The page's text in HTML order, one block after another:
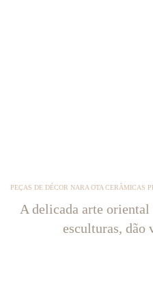
PEÇAS DE DÉCOR NARA OTA CERÂMICAS
A delicada arte oriental
esculturas, dão